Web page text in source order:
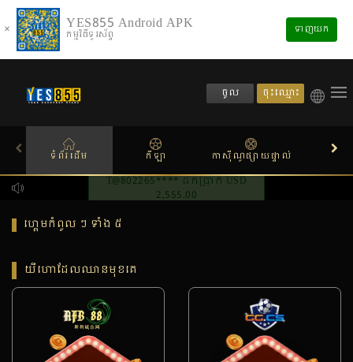
× YES855 Android APK
កម្មវិធីទូរស័ព្ទ ទាញយក
ចូល ចុះឈ្មោះ
ទំព័រដើម កីឡា កាស៊ីណូផ្សាយផ្ទាល់ ស្លត
DA4* ដកប្រាក់ USD 2,990.00
ហ្គេមកំពូល ៗ ទាំង ៥
យីហោដែលឈានមុខគេ